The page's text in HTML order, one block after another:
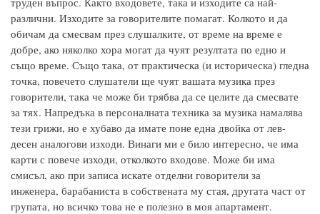
различни. Изходите за говорителите помагат. Колкото и да
обичам да смесвам през слушалките, от време на време е
добре, ако няколко хора могат да чуят резултата по едно и
също време. Също така, от практическа (и историческа) гледна
точка, повечето слушатели ще чуят вашата музика през
говорители, така че може би трябва да се целите да смесвате
за тях. Напредъка в персоналната техника за музика намалява
тези грижи, но е хубаво да имате поне една двойка от лев-
десен аналогови изходи. Винаги ми е било интересно, че има
карти с повече изходи, отколкото входове. Може би има
смисъл, ако при записа искате отделни говорители за
инженера, барабаниста в собствената му стая, другата част от
групата, но всичко това не е полезно в моя апартамент.